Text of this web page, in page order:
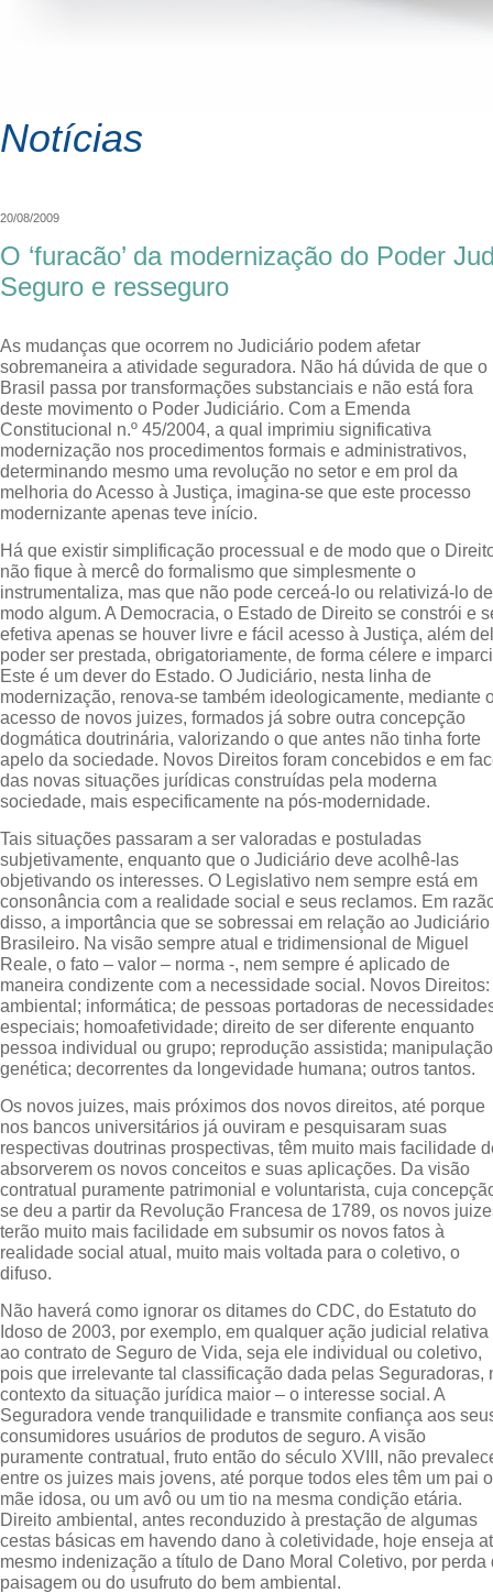
Notícias
20/08/2009
O ‘furacão’ da modernização do Poder
Seguro e resseguro
As mudanças que ocorrem no Judiciário podem afetar
sobremaneira a atividade seguradora. Não há dúvida de que o
Brasil passa por transformações substanciais e não está fora
deste movimento o Poder Judiciário. Com a Emenda
Constitucional n.º 45/2004, a qual imprimiu significativa
modernização nos procedimentos formais e administrativos,
determinando mesmo uma revolução no setor e em prol da
melhoria do Acesso à Justiça, imagina-se que este processo
modernizante apenas teve início.
Há que existir simplificação processual e de modo que o
não fique à mercê do formalismo que simplesmente o
instrumentaliza, mas que não pode cerceá-lo ou relativizá-lo de
modo algum. A Democracia, o Estado de Direito se constrói e
efetiva apenas se houver livre e fácil acesso à Justiça, além
poder ser prestada, obrigatoriamente, de forma célere e
Este é um dever do Estado. O Judiciário, nesta linha de
modernização, renova-se também ideologicamente, mediante
acesso de novos juizes, formados já sobre outra concepção
dogmática doutrinária, valorizando o que antes não tinha forte
apelo da sociedade. Novos Direitos foram concebidos e em
das novas situações jurídicas construídas pela moderna
sociedade, mais especificamente na pós-modernidade.
Tais situações passaram a ser valoradas e postuladas
subjetivamente, enquanto que o Judiciário deve acolhê-las
objetivando os interesses. O Legislativo nem sempre está em
consonância com a realidade social e seus reclamos. Em
disso, a importância que se sobressai em relação ao Judiciário
Brasileiro. Na visão sempre atual e tridimensional de Miguel
Reale, o fato – valor – norma -, nem sempre é aplicado de
maneira condizente com a necessidade social. Novos Direitos:
ambiental; informática; de pessoas portadoras de
especiais; homoafetividade; direito de ser diferente enquanto
pessoa individual ou grupo; reprodução assistida; manipulação
genética; decorrentes da longevidade humana; outros tantos.
Os novos juizes, mais próximos dos novos direitos, até porque
nos bancos universitários já ouviram e pesquisaram suas
respectivas doutrinas prospectivas, têm muito mais facilidade
absorverem os novos conceitos e suas aplicações. Da visão
contratual puramente patrimonial e voluntarista, cuja
se deu a partir da Revolução Francesa de 1789, os novos
terão muito mais facilidade em subsumir os novos fatos à
realidade social atual, muito mais voltada para o coletivo, o
difuso.
Não haverá como ignorar os ditames do CDC, do Estatuto do
Idoso de 2003, por exemplo, em qualquer ação judicial relativa
ao contrato de Seguro de Vida, seja ele individual ou coletivo,
pois que irrelevante tal classificação dada pelas Seguradoras,
contexto da situação jurídica maior – o interesse social. A
Seguradora vende tranquilidade e transmite confiança aos
consumidores usuários de produtos de seguro. A visão
puramente contratual, fruto então do século XVIII, não
entre os juizes mais jovens, até porque todos eles têm um pai
mãe idosa, ou um avô ou um tio na mesma condição etária.
Direito ambiental, antes reconduzido à prestação de algumas
cestas básicas em havendo dano à coletividade, hoje enseja
mesmo indenização a título de Dano Moral Coletivo, por perda
paisagem ou do usufruto do bem ambiental.